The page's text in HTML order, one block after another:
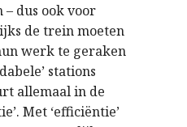
dus ook voor
de trein moeten
werk te geraken
stations
allemaal in de
Met ‘efficiëntie’